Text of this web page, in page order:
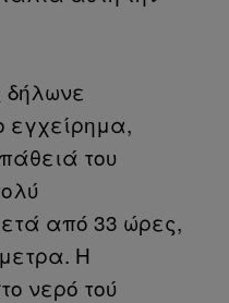
δήλωνε
εγχείρημα,
του
από 33 ώρες,
Η
νερό τού